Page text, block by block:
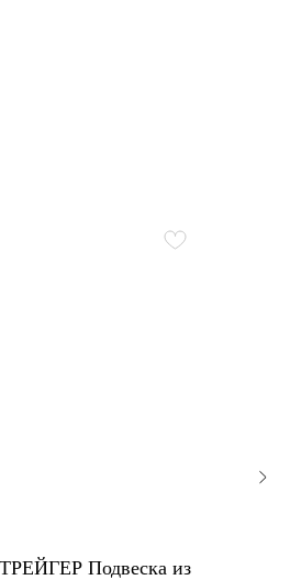
Подвеска из